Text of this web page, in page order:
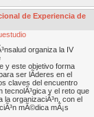
de Experiencia de
organiza la IV
y este objetivo forma
ser lÃ­deres en el
claves del encuentro
tecnolÃ³gica y el reto que
la organizaciÃ³n, con el
mÃ©dica mÃ¡s